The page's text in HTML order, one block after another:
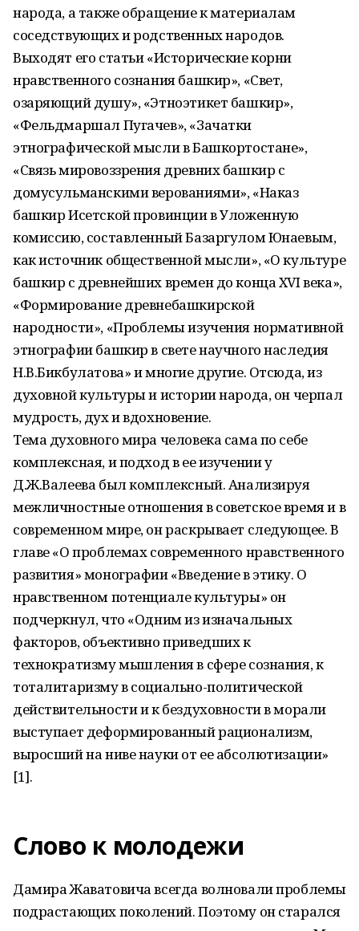
народа, а также обращение к материалам
соседствующих и родственных народов.
Выходят его статьи «Исторические корни
нравственного сознания башкир», «Свет,
озаряющий душу», «Этно­этикет башкир»,
«Фельдмаршал Пугачев», «Зачатки
этнографической мысли в Башкортостане»,
«Связь мировоззрения древних башкир с
домусульманскими верованиями», «Наказ
башкир Исетской провинции в Уложенную
комиссию, составленный Базаргулом Юнаевым,
как источник общественной мысли», «О культуре
башкир с древнейших времен до конца XVI века»,
«Формирование древнебашкирской
народности», «Проблемы изучения нормативной
этнографии башкир в свете научного наследия
Н.В.Бикбулатова» и многие другие. Отсюда, из
духовной культуры и истории народа, он черпал
мудрость, дух и вдохновение.
Тема духовного мира человека сама по себе
комплексная, и подход в ее изучении у
Д.Ж.Валеева был комплексный. Анализируя
межличностные отношения в советское время и в
современном мире, он раскрывает следующее. В
главе «О проблемах современного нравственного
развития» монографии «Введение в этику. О
нравственном потенциале культуры» он
подчеркнул, что «Одним из изначальных
факторов, объективно приведших к
технократизму мышления в сфере сознания, к
тоталитаризму в социально-политической
действительности и к бездуховности в морали
выступает деформированный рационализм,
выросший на ниве науки от ее абсолютизации»
[1].
Слово к молодежи
Дамира Жаватовича всегда волновали проблемы
подрастающих поколений. Поэтому он старался